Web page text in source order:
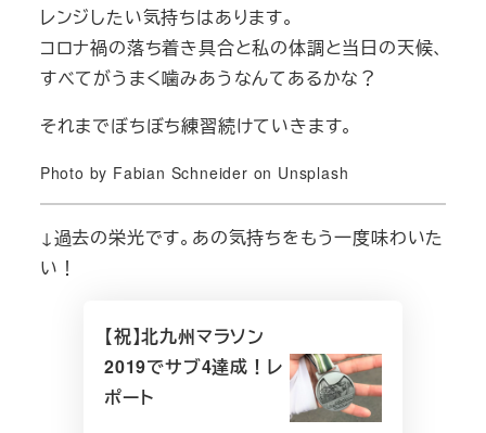
レンジしたい気持ちはあります。
コロナ禍の落ち着き具合と私の体調と当日の天候、
すべてがうまく噛みあうなんてあるかな？
それまでぼちぼち練習続けていきます。
Photo by Fabian Schneider on Unsplash
↓過去の栄光です。あの気持ちをもう一度味わいた
い！
【祝】北九州マラソン
2019でサブ4達成！レ
ポート